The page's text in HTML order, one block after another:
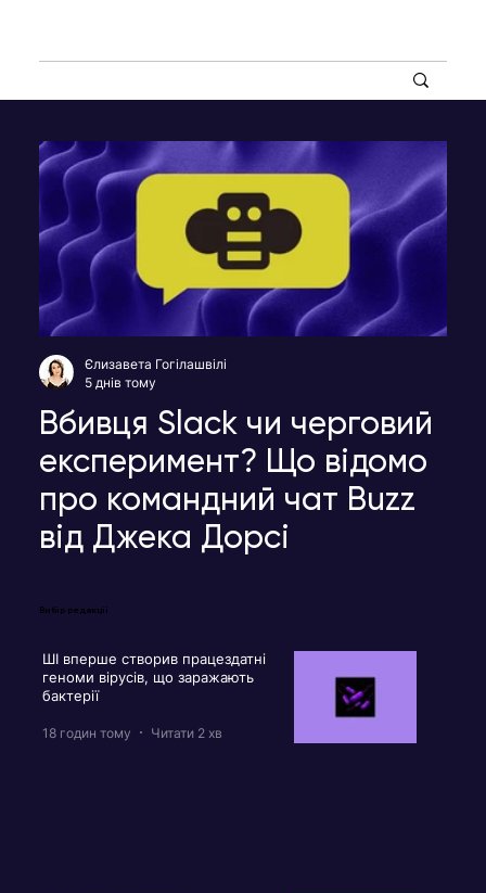
Вбивця Slack чи черговий
експеримент? Що відомо
про командний чат Buzz
від Джека Дорсі
Єлизавета Гогілашвілі
5 днів тому
Вибір редакції
ШІ вперше створив працездатні
геноми вірусів, що заражають
бактерії
18 годин тому Читати 2 хв